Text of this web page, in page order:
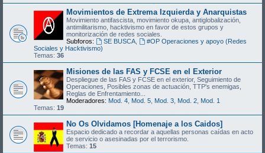
Movimientos de Extrema Izquierda y Anarquistas
Movimiento antifascista, movimiento okupa, antiglobalización,
antimilitarismo, hacktivismo en favor de estos grupos y
monitorización de redes sociales.
Subforos:
SE BUSCA,
#OP Operaciones y apoyo (Redes
Sociales y Hacktivismo)
Temas: 36
Misiones de las FAS y FCSE en el Exterior
Despliegue de las FAS y FCSE en el exterior, Seguimiento de
Operaciones, Posibles zonas de actuación, TTP's enemigas,
Reglas de Enfrentamiento...
Moderadores: Mod. 4 Mod. 5 Mod. 3 Mod. 2 Mod. 1
Temas: 19
No Os Olvidamos [Homenaje a los Caidos]
Espacio dedicado a recordar a aquellas personas caídas en acto
de servicio o asesinadas por el terrorismo.
Temas: 15